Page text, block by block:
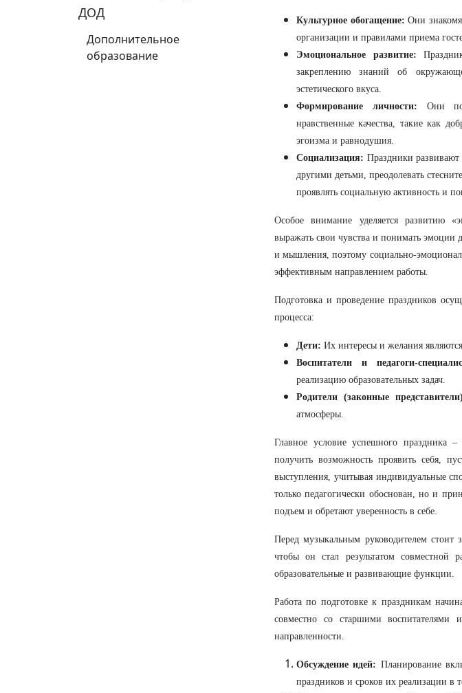
ДОД
Дополнительное
образование
Культурное обогащение: Они
организации и правилами приема
Эмоциональное развитие:
закреплению знаний об
эстетического вкуса.
Формирование личности: Они
нравственные качества, такие как
эгоизма и равнодушия.
Социализация: Праздники
другими детьми, преодолевать
проявлять социальную активность и
Особое внимание уделяется развитию
выражать свои чувства и понимать
и мышления, поэтому социально-
эффективным направлением работы.
Подготовка и проведение праздников
процесса:
Дети: Их интересы и желания
Воспитатели и педагоги-
реализацию образовательных задач.
Родители (законные
атмосферы.
Главное условие успешного праздника
получить возможность проявить себя,
выступления, учитывая индивидуальные
только педагогически обоснован, но и
подъем и обретают уверенность в себе.
Перед музыкальным руководителем стоит
чтобы он стал результатом совместной
образовательные и развивающие функции.
Работа по подготовке к праздникам
совместно со старшими воспитателями
направленности.
Обсуждение идей: Планирование
праздников и сроков их реализации в